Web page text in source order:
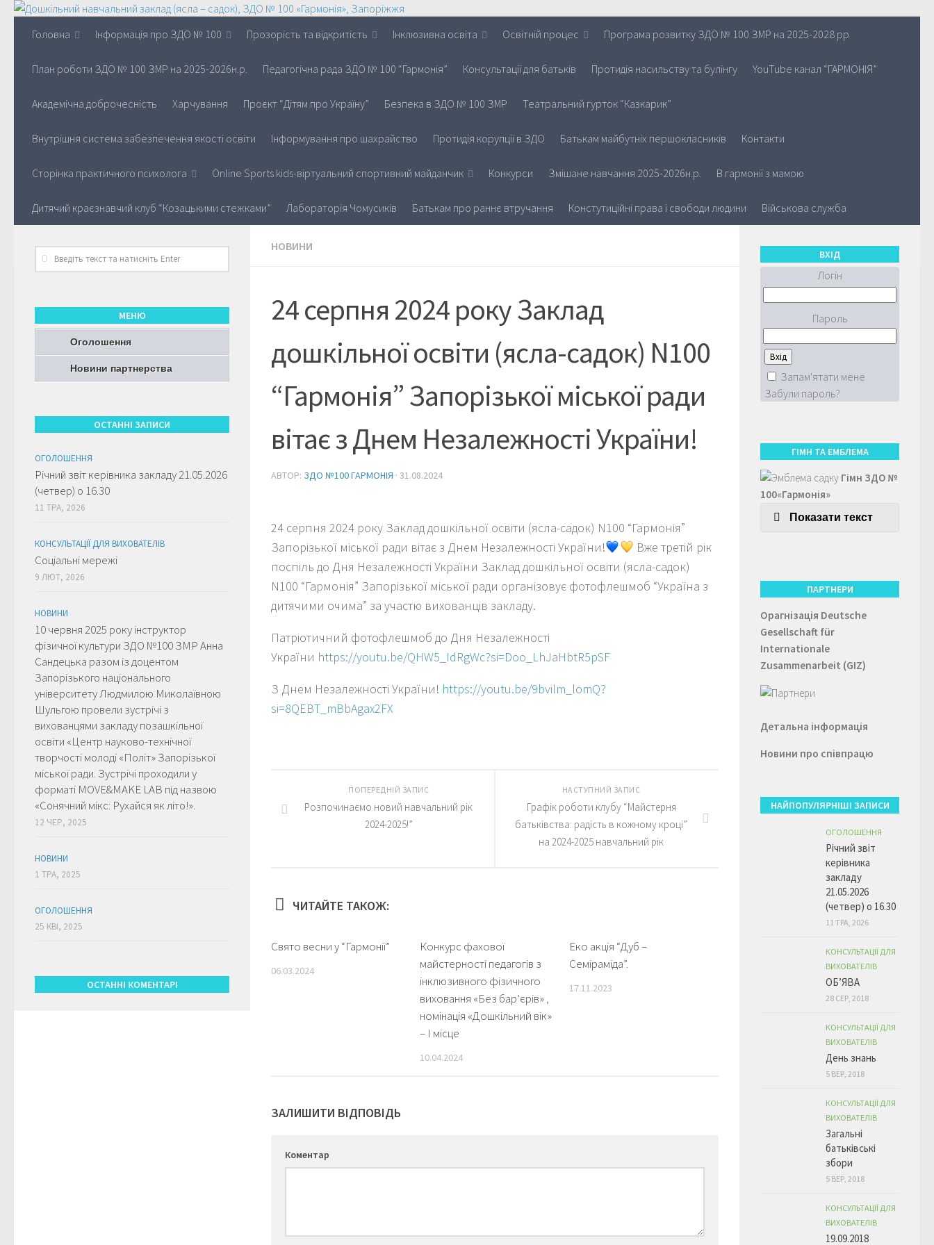
Головна Інформація про ЗДО № 100 Прозорість та відкритість Інклюзивна освіта Освітній процес Програма розвитку ЗДО № 100 ЗМР на 2025-2028 рр
План роботи ЗДО № 100 ЗМР на 2025-2026н.р. Педагогічна рада ЗДО № 100 “Гармонія” Консультації для батьків Протидія насильству та булінгу YouTube канал “ГАРМОНІЯ”
Академічна доброчесність Харчування Проєкт “Дітям про Україну” Безпека в ЗДО № 100 ЗМР Театральний гурток “Казкарик”
Внутрішня система забезпечення якості освіти Інформування про шахрайство Протидія корупції в ЗДО Батькам майбутніх першокласників Контакти
Сторінка практичного психолога Online Sports kids-віртуальний спортивний майданчик Конкурси Змішане навчання 2025-2026н.р. В гармонії з мамою
Дитячий краєзнавчий клуб “Козацькими стежками” Лабораторія Чомусиків Батькам про раннє втручання Констутиційні права і свободи людини Військова служба
НОВИНИ
24 серпня 2024 року Заклад
дошкільної освіти (ясла-садок) N100
“Гармонія” Запорізької міської ради
вітає з Днем Незалежності України!
АВТОР: ЗДО №100 ГАРМОНІЯ · 31.08.2024
24 серпня 2024 року Заклад дошкільної освіти (ясла-садок) N100 “Гармонія”
Запорізької міської ради вітає з Днем Незалежності України!
Вже третій рік
поспіль до Дня Незалежності України Заклад дошкільної освіти (ясла-садок)
N100 “Гармонія” Запорізької міської ради організовує фотофлешмоб “Україна з
дитячими очима” за участю вихованців закладу.
Патріотичний фотофлешмоб до Дня Незалежності
України https://youtu.be/QHW5_IdRgWc?si=Doo_LhJaHbtR5pSF
З Днем Незалежності України! https://youtu.be/9bvilm_lomQ?
si=8QEBT_mBbAgax2FX
НАСТУПНИЙ ЗАПИС
Графік роботи клубу “Майстерня
батьківства: радість в кожному кроці”
на 2024-2025 навчальний рік
ПОПЕРЕДНІЙ ЗАПИС
Розпочинаємо новий навчальний рік
2024-2025!”
ЧИТАЙТЕ ТАКОЖ:
Свято весни у “Гармонії”
06.03.2024
Конкурс фахової
майстерності педагогів з
інклюзивного фізичного
виховання «Без барʼєрів» ,
номінація «Дошкільний вік»
– І місце
10.04.2024
Еко акція “Дуб –
Семіраміда”.
17.11.2023
ЗАЛИШИТИ ВІДПОВІДЬ
Коментар
МЕНЮ
Оголошення
Новини партнерства
ОСТАННІ ЗАПИСИ
ОГОЛОШЕННЯ
Річний звіт керівника закладу 21.05.2026
(четвер) о 16.30
11 ТРА, 2026
КОНСУЛЬТАЦІЇ ДЛЯ ВИХОВАТЕЛІВ
Соціальні мережі
9 ЛЮТ, 2026
НОВИНИ
10 червня 2025 року інструктор
фізичної культури ЗДО №100 ЗМР Анна
Сандецька разом із доцентом
Запорізького національного
університету Людмилою Миколаївною
Шульгою провели зустрічі з
вихованцями закладу позашкільної
освіти «Центр науково-технічної
творчості молоді «Політ» Запорізької
міської ради. Зустрічі проходили у
форматі MOVE&MAKE LAB під назвою
«Сонячний мікс: Рухайся як літо!».
12 ЧЕР, 2025
НОВИНИ
1 ТРА, 2025
ОГОЛОШЕННЯ
25 КВІ, 2025
ОСТАННІ КОМЕНТАРІ
ВХІД
Логін
Пароль
Запам'ятати мене
Забули пароль?
ГІМН ТА ЕМБЛЕМА
Гімн ЗДО №
100«Гармонія»
Показати текст
ПАРТНЕРИ
Орагнізація Deutsche
Gesellschaft für
Internationale
Zusammenarbeit (GIZ)
Детальна інформація
Новини про співпрацю
НАЙПОПУЛЯРНІШІ ЗАПИСИ
ОГОЛОШЕННЯ
Річний звіт
керівника
закладу
21.05.2026
(четвер) о 16.30
11 ТРА, 2026
КОНСУЛЬТАЦІЇ ДЛЯ
ВИХОВАТЕЛІВ
ОБ’ЯВА
28 СЕР, 2018
КОНСУЛЬТАЦІЇ ДЛЯ
ВИХОВАТЕЛІВ
День знань
5 ВЕР, 2018
КОНСУЛЬТАЦІЇ ДЛЯ
ВИХОВАТЕЛІВ
Загальні
батьківські
збори
5 ВЕР, 2018
КОНСУЛЬТАЦІЇ ДЛЯ
ВИХОВАТЕЛІВ
19.09.2018